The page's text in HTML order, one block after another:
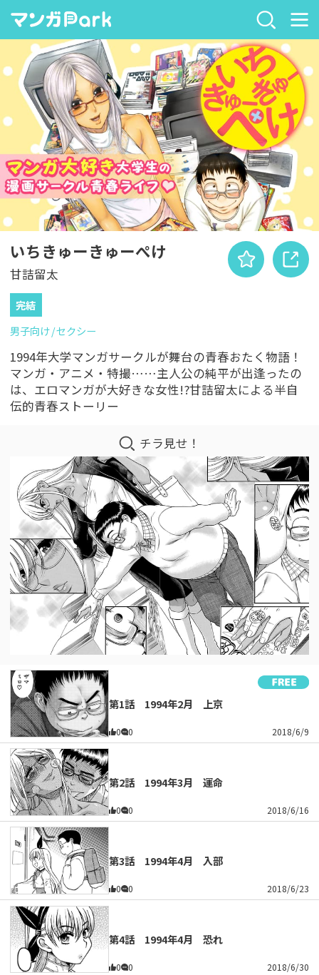
いちきゅーきゅーぺけ
甘詰留太
完結
男子向け セクシー
1994年大学マンガサークルが舞台の青春おたく物語！
マンガ・アニメ・特撮……主人公の純平が出逢ったの
は、エロマンガが大好きな女性!?甘詰留太による半自
伝的青春ストーリー
チラ見せ！
第1話 1994年2月 上京
0 0 2018/6/9
第2話 1994年3月 運命
0 0 2018/6/16
第3話 1994年4月 入部
0 0 2018/6/23
第4話 1994年4月 恐れ
0 0 2018/6/30